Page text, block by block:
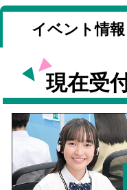
イベント情報
現在受